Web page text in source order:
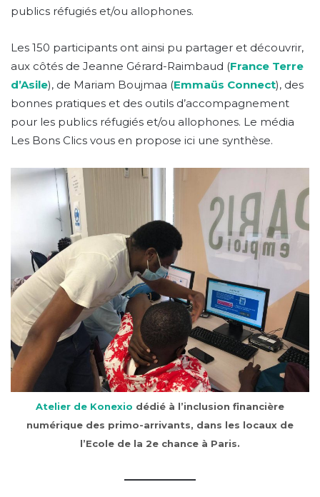
publics réfugiés et/ou allophones.
Les 150 participants ont ainsi pu partager et découvrir,
aux côtés de Jeanne Gérard-Raimbaud (France Terre
d’Asile), de Mariam Boujmaa (Emmaüs Connect), des
bonnes pratiques et des outils d’accompagnement
pour les publics réfugiés et/ou allophones. Le média
Les Bons Clics vous en propose ici une synthèse.
Atelier de Konexio dédié à l’inclusion financière
numérique des primo-arrivants, dans les locaux de
l’Ecole de la 2e chance à Paris.